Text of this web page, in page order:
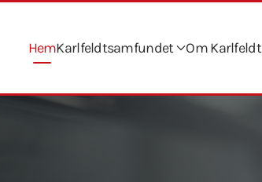
HemKarlfeldtsamfundet Om Karlfeldt